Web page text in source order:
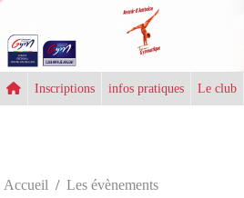
Inscriptions infos pratiques Le club
Accueil Les évènements
Panneau de gestion des cookies